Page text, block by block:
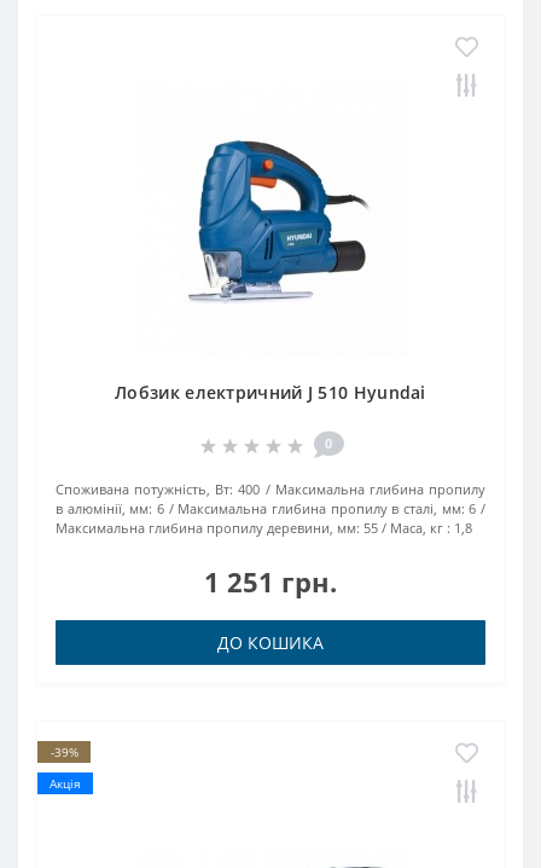
Лобзик електричний J 510 Hyundai
0
Споживана потужність, Вт: 400
Максимальна глибина пропилу
в алюмінії, мм: 6 Максимальна глибина пропилу в сталі, мм: 6
Максимальна глибина пропилу деревини, мм: 55 Маса, кг : 1,8
1 251 грн.
ДО КОШИКА
-39%
Акція